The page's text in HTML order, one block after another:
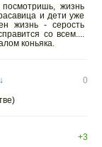
жизнь
и дети уже
жизнь - серость
со всем....
коньяка.
0
+3